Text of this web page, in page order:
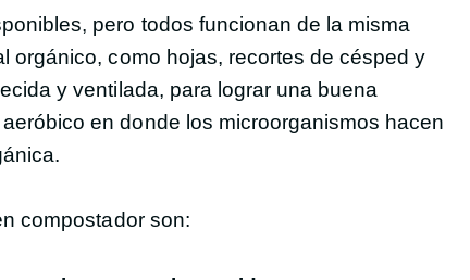
pero todos funcionan de la misma
orgánico, como hojas, recortes de césped y
y ventilada, para lograr una buena
en donde los microorganismos hacen
compostador son: